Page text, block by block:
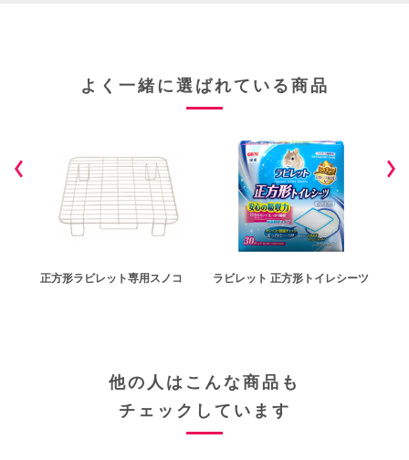
よく一緒に選ばれている商品
正方形ラビレット専用スノコ ラビレット 正方形トイレシーツ
他の人はこんな商品も
チェックしています